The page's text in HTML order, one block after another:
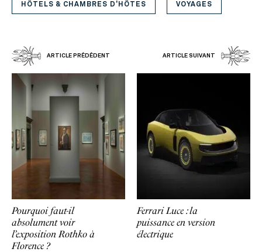
HÔTELS & CHAMBRES D'HÔTES VOYAGES
ARTICLE PRÉDÉDENT ARTICLE SUIVANT
Pourquoi faut-il
absolument voir
l’exposition Rothko à
Florence ?
Ferrari Luce : la
puissance en version
électrique